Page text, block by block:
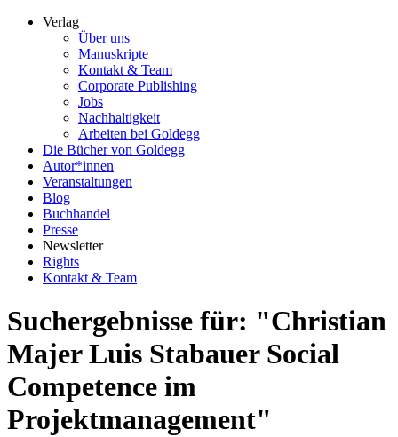
Verlag
Über uns
Manuskripte
Kontakt & Team
Corporate Publishing
Jobs
Nachhaltigkeit
Arbeiten bei Goldegg
Die Bücher von Goldegg
Autor*innen
Veranstaltungen
Blog
Buchhandel
Presse
Newsletter
Rights
Kontakt & Team
Suchergebnisse für: "Christian
Majer Luis Stabauer Social
Competence im
Projektmanagement"